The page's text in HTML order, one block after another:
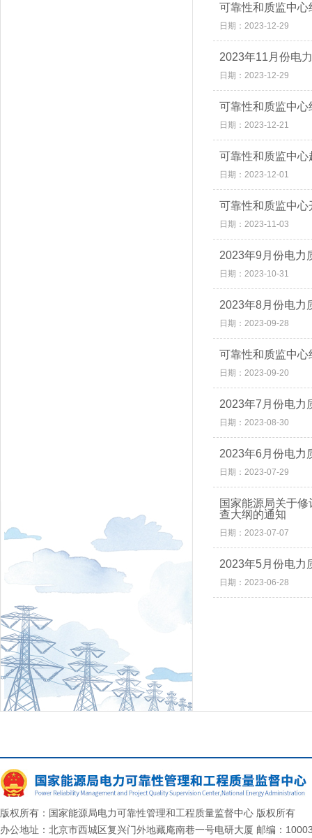
可靠性和质监中心
日期：2023-12-29
2023年11月份电
日期：2023-12-29
可靠性和质监中
日期：2023-12-21
可靠性和质监中
日期：2023-12-01
可靠性和质监中
日期：2023-11-03
2023年9月份电力
日期：2023-10-31
2023年8月份电力
日期：2023-09-28
可靠性和质监中
日期：2023-09-20
2023年7月份电力
日期：2023-08-30
2023年6月份电力
日期：2023-07-29
国家能源局关于
查大纲的通知
日期：2023-07-07
2023年5月份电力
日期：2023-06-28
版权所有：国家能源局电力可靠性管理和工程质量监督中心 版权所有
办公地址：北京市西城区复兴门外地藏庵南巷一号电研大厦 邮编：